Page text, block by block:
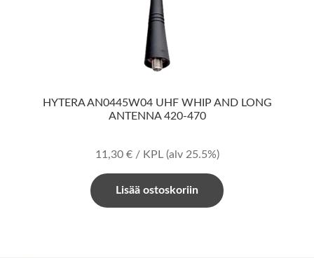
HYTERA AN0445W04 UHF WHIP AND LONG
ANTENNA 420-470
11,30 €/ KPL (alv 25.5%)
Lisää ostoskoriin